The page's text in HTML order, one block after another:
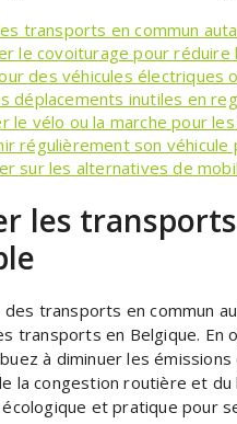
transports en commun
le covoiturage pour
des véhicules électriques
déplacements inutiles en
le vélo ou la marche pour
régulièrement son
sur les alternatives de
les
des transports en commun
transports en Belgique. En
à diminuer les
la congestion routière et
et pratique pour